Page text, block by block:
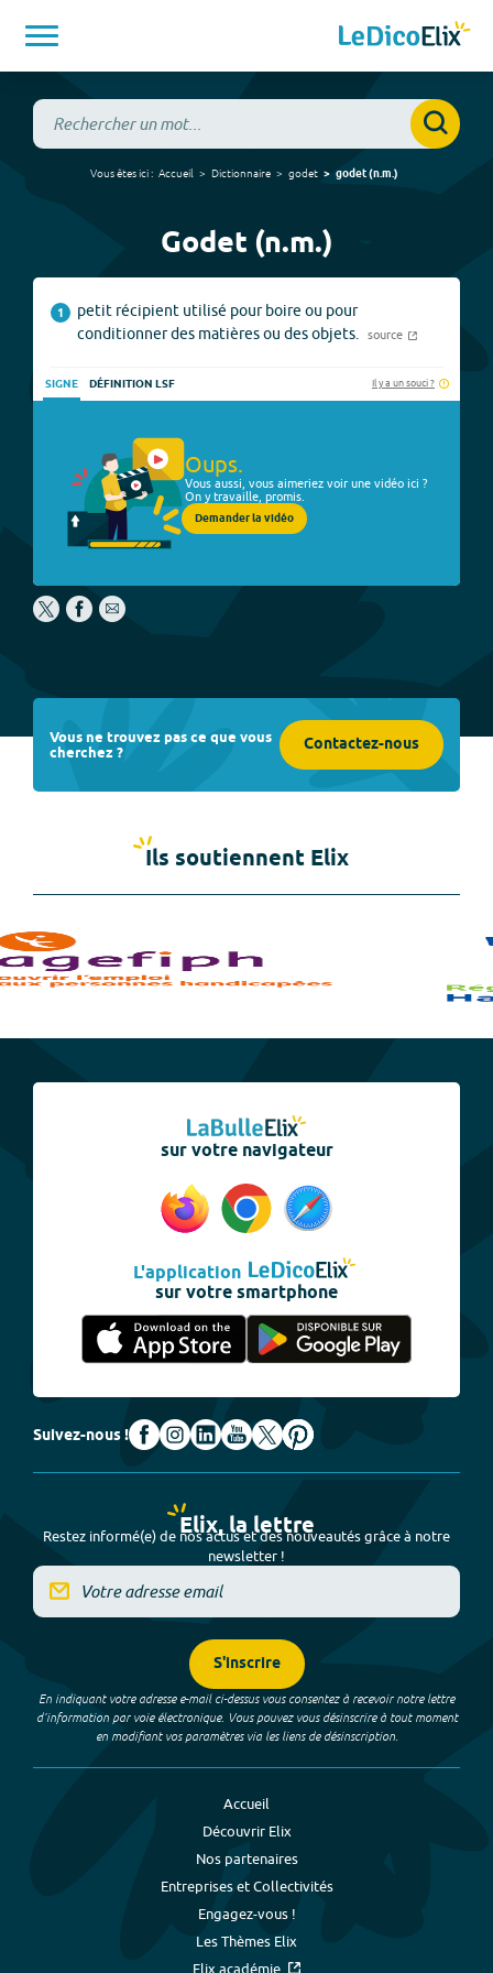
Vous êtes ici : Accueil Dictionnaire godet godet(n.m.)
Godet (n.m.)
1
petit récipient utilisé pour boire ou pour
conditionner des matières ou des objets.
source
SIGNE DÉFINITION LSF Il y a un souci ?
Oups.
Vous aussi, vous aimeriez voir une vidéo ici ?
On y travaille, promis.
Demander la vidéo
Vous ne trouvez pas ce que vous
cherchez ? Contactez-nous
Ils soutiennent Elix
sur votre navigateur
L'application
sur votre smartphone
Suivez-nous !
Elix, la lettre
Restez informé(e) de nos actus et des nouveautés grâce à notre
newsletter !
S'inscrire
En indiquant votre adresse e-mail ci-dessus vous consentez à recevoir notre lettre
d’information par voie électronique. Vous pouvez vous désinscrire à tout moment
en modifiant vos paramètres via les liens de désinscription.
Accueil
Découvrir Elix
Nos partenaires
Entreprises et Collectivités
Engagez-vous !
Les Thèmes Elix
Elix académie